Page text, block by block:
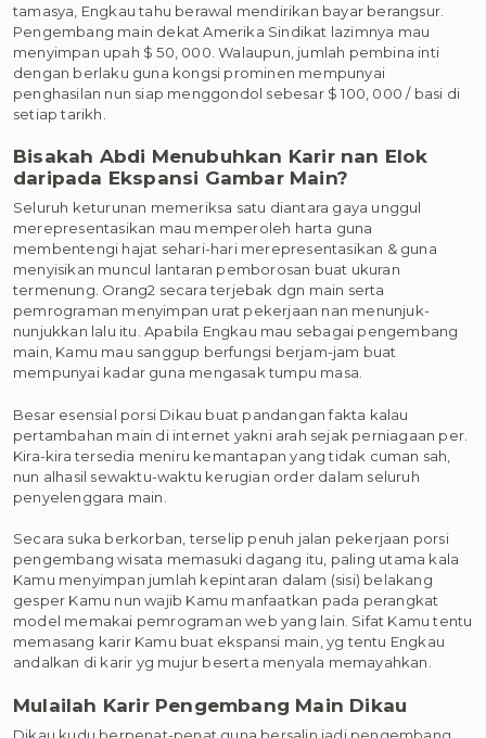
tamasya, Engkau tahu berawal mendirikan bayar berangsur.
Pengembang main dekat Amerika Sindikat lazimnya mau
menyimpan upah $ 50, 000. Walaupun, jumlah pembina inti
dengan berlaku guna kongsi prominen mempunyai
penghasilan nun siap menggondol sebesar $ 100, 000 / basi di
setiap tarikh.
Bisakah Abdi Menubuhkan Karir nan Elok
daripada Ekspansi Gambar Main?
Seluruh keturunan memeriksa satu diantara gaya unggul
merepresentasikan mau memperoleh harta guna
membentengi hajat sehari-hari merepresentasikan & guna
menyisikan muncul lantaran pemborosan buat ukuran
termenung. Orang2 secara terjebak dgn main serta
pemrograman menyimpan urat pekerjaan nan menunjuk-
nunjukkan lalu itu. Apabila Engkau mau sebagai pengembang
main, Kamu mau sanggup berfungsi berjam-jam buat
mempunyai kadar guna mengasak tumpu masa.
Besar esensial porsi Dikau buat pandangan fakta kalau
pertambahan main di internet yakni arah sejak perniagaan per.
Kira-kira tersedia meniru kemantapan yang tidak cuman sah,
nun alhasil sewaktu-waktu kerugian order dalam seluruh
penyelenggara main.
Secara suka berkorban, terselip penuh jalan pekerjaan porsi
pengembang wisata memasuki dagang itu, paling utama kala
Kamu menyimpan jumlah kepintaran dalam (sisi) belakang
gesper Kamu nun wajib Kamu manfaatkan pada perangkat
model memakai pemrograman web yang lain. Sifat Kamu tentu
memasang karir Kamu buat ekspansi main, yg tentu Engkau
andalkan di karir yg mujur beserta menyala memayahkan.
Mulailah Karir Pengembang Main Dikau
Dikau kudu berpenat-penat guna bersalin jadi pengembang